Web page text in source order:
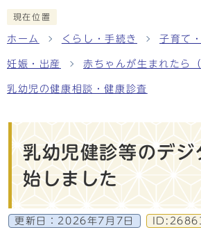
現在位置
ホーム くらし・手続き 子育て
妊娠・出産 赤ちゃんが生まれたら
乳幼児の健康相談・健康診査
乳幼児健診等のデジ
始しました
更新日： 2026年7月7日